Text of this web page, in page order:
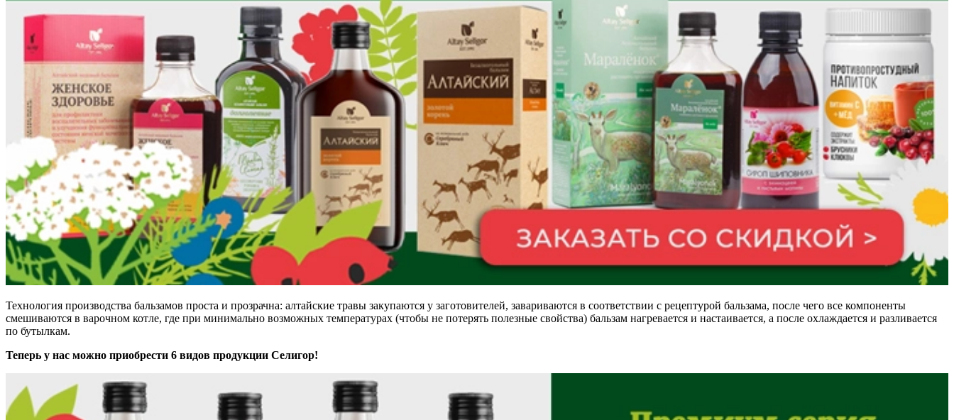
Технология производства бальзамов проста и прозрачна: алтайские травы закупаются у заготовителей, завариваются в соответствии с рецептурой бальзама, после чего все компоненты
смешиваются в варочном котле, где при минимально возможных температурах (чтобы не потерять полезные свойства) бальзам нагревается и настаивается, а после охлаждается и разливается
по бутылкам.
Теперь у нас можно приобрести 6 видов продукции Селигор!